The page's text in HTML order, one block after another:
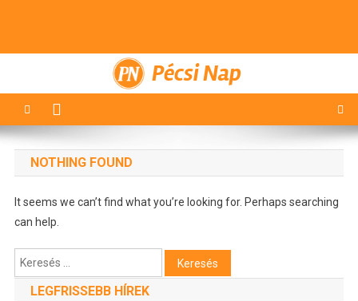
Pécsi Nap
NOTHING FOUND
It seems we can’t find what you’re looking for. Perhaps searching
can help.
Keresés:
LEGFRISSEBB HÍREK